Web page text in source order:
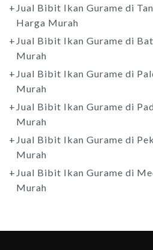
Jual Bibit Ikan Gurame di
Harga Murah
Jual Bibit Ikan Gurame di
Murah
Jual Bibit Ikan Gurame di
Murah
Jual Bibit Ikan Gurame di
Murah
Jual Bibit Ikan Gurame di
Murah
Jual Bibit Ikan Gurame di
Murah